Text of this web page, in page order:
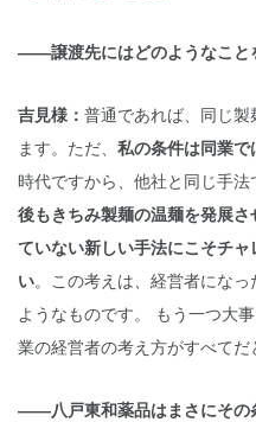
――譲渡先にはどのようなこと
吉見様： 普通であれば、同じ
ます。ただ、 私の条件は同業
時代ですから、他社と同じ手法
後もきちみ製麺の温麺を発展
ていない新しい手法にこそチ
い。この考えは、経営者にな
ようなものです。 もう一つ大
業の経営者の考え方がすべてだ
――八戸東和薬品はまさにその